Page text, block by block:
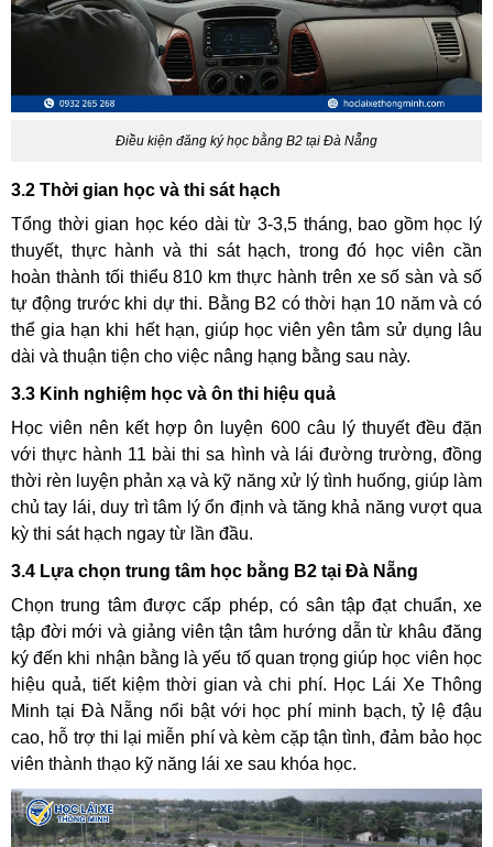
Điều kiện đăng ký học bằng B2 tại Đà Nẵng
3.2 Thời gian học và thi sát hạch
Tổng thời gian học kéo dài từ 3-3,5 tháng, bao gồm học lý
thuyết, thực hành và thi sát hạch, trong đó học viên cần
hoàn thành tối thiểu 810 km thực hành trên xe số sàn và số
tự động trước khi dự thi. Bằng B2 có thời hạn 10 năm và có
thể gia hạn khi hết hạn, giúp học viên yên tâm sử dụng lâu
dài và thuận tiện cho việc nâng hạng bằng sau này.
3.3 Kinh nghiệm học và ôn thi hiệu quả
Học viên nên kết hợp ôn luyện 600 câu lý thuyết đều đặn
với thực hành 11 bài thi sa hình và lái đường trường, đồng
thời rèn luyện phản xạ và kỹ năng xử lý tình huống, giúp làm
chủ tay lái, duy trì tâm lý ổn định và tăng khả năng vượt qua
kỳ thi sát hạch ngay từ lần đầu.
3.4 Lựa chọn trung tâm học bằng B2 tại Đà Nẵng
Chọn trung tâm được cấp phép, có sân tập đạt chuẩn, xe
tập đời mới và giảng viên tận tâm hướng dẫn từ khâu đăng
ký đến khi nhận bằng là yếu tố quan trọng giúp học viên học
hiệu quả, tiết kiệm thời gian và chi phí. Học Lái Xe Thông
Minh tại Đà Nẵng nổi bật với học phí minh bạch, tỷ lệ đậu
cao, hỗ trợ thi lại miễn phí và kèm cặp tận tình, đảm bảo học
viên thành thạo kỹ năng lái xe sau khóa học.